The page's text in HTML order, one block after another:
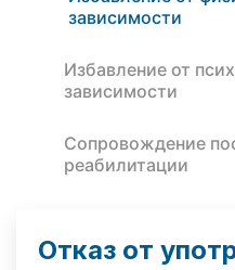
зависимости
Избавление от
зависимости
Сопровождение
реабилитации
Отказ от